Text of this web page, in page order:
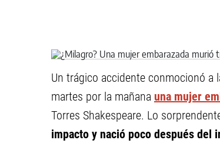
Un trágico accidente conmocionó a
martes por la mañana una mujer
Torres Shakespeare. Lo
impacto y nació poco después del